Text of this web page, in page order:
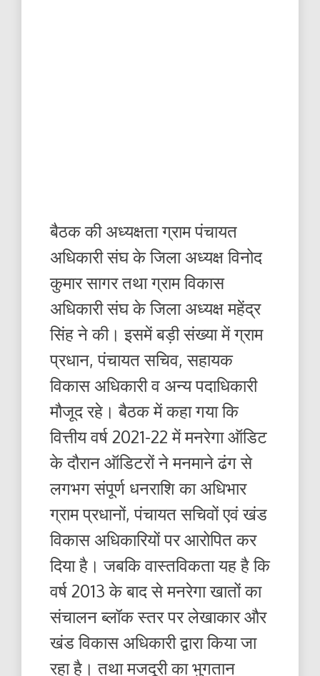
बैठक की अध्यक्षता ग्राम पंचायत
अधिकारी संघ के जिला अध्यक्ष विनोद
कुमार सागर तथा ग्राम विकास
अधिकारी संघ के जिला अध्यक्ष महेंद्र
सिंह ने की। इसमें बड़ी संख्या में ग्राम
प्रधान, पंचायत सचिव, सहायक
विकास अधिकारी व अन्य पदाधिकारी
मौजूद रहे। बैठक में कहा गया कि
वित्तीय वर्ष 2021-22 में मनरेगा ऑडिट
के दौरान ऑडिटरों ने मनमाने ढंग से
लगभग संपूर्ण धनराशि का अधिभार
ग्राम प्रधानों, पंचायत सचिवों एवं खंड
विकास अधिकारियों पर आरोपित कर
दिया है। जबकि वास्तविकता यह है कि
वर्ष 2013 के बाद से मनरेगा खातों का
संचालन ब्लॉक स्तर पर लेखाकार और
खंड विकास अधिकारी द्वारा किया जा
रहा है। तथा मजदूरी का भुगतान